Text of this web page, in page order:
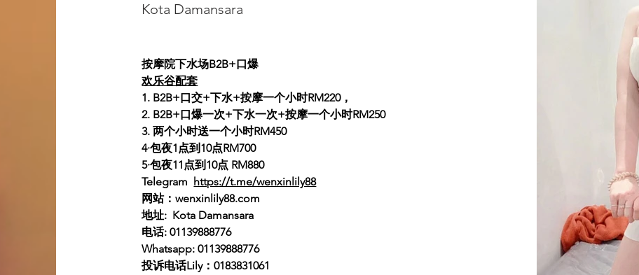
Kota Damansara
按摩院下水场B2B+口爆
欢乐谷配套
1. B2B+口交+下水+按摩一个小时RM220，
2. B2B+口爆一次+下水一次+按摩一个小时RM250
3. 两个小时送一个小时RM450
4·包夜1点到10点RM700
5·包夜11点到10点 RM880
Telegram https://t.me/wenxinlily88
网站：wenxinlily88.com
地址:  Kota Damansara
电话: 01139888776
Whatsapp: 01139888776
投诉电话Lily：0183831061